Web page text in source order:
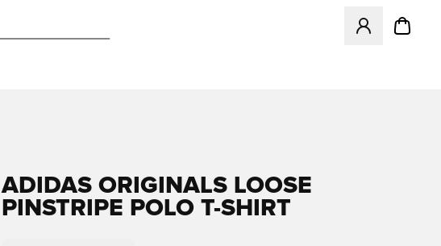
Åbner en
ADIDAS ORIGINALS LOOSE
PINSTRIPE POLO T-SHIRT